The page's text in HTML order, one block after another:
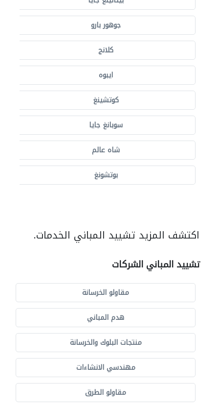
جوهور بارو
كلانج
ايبوه
كوتشينغ
سوبانغ جايا
شاه عالم
بوتشونغ
اكتشف المزيد تشييد المباني الخدمات.
تشييد المباني الشركات
مقاولو الخرسانة
هدم المباني
منتجات البلوك والخرسانة
مهندسي الانشاءات
مقاولو الطرق